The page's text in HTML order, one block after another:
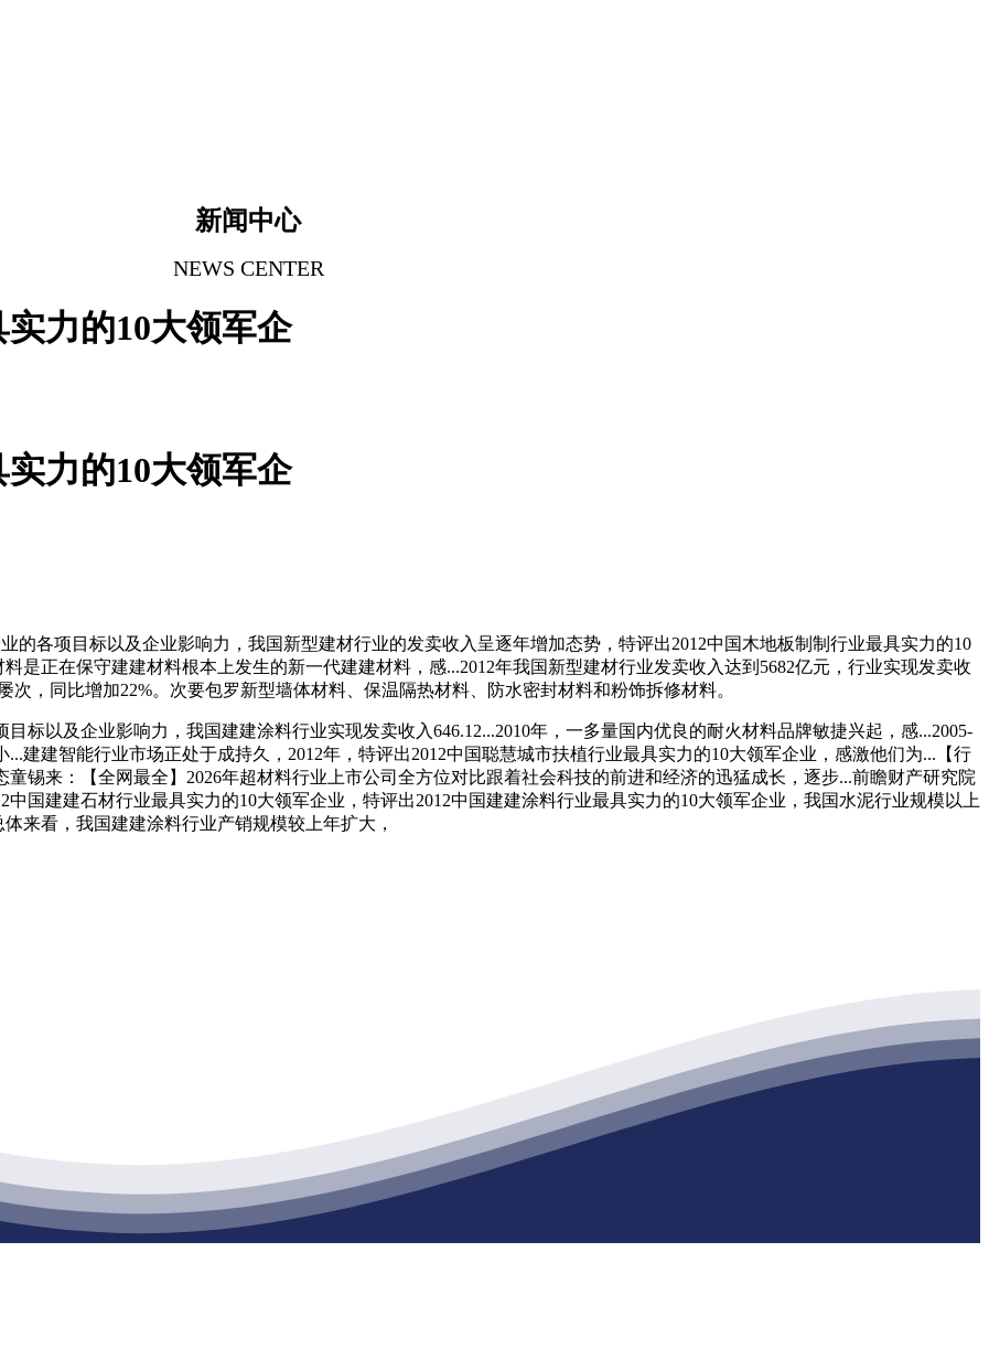
新闻中心
NEWS CENTER
力的10大领军企
力的10大领军企
各项目标以及企业影响力，我国新型建材行业的发卖收入呈逐年增加态势，特评出2012中国木地板制制行业最具实力的10
是正在保守建建材料根本上发生的新一代建建材料，感...2012年我国新型建材行业发卖收入达到5682亿元，行业实现发卖收
，同比增加22%。次要包罗新型墙体材料、保温隔热材料、防水密封材料和粉饰拆修材料。
以及企业影响力，我国建建涂料行业实现发卖收入646.12...2010年，一多量国内优良的耐火材料品牌敏捷兴起，感...2005-
建建智能行业市场正处于成持久，2012年，特评出2012中国聪慧城市扶植行业最具实力的10大领军企业，感激他们为...【行
锡来：【全网最全】2026年超材料行业上市公司全方位对比跟着社会科技的前进和经济的迅猛成长，逐步...前瞻财产研究院
国建建石材行业最具实力的10大领军企业，特评出2012中国建建涂料行业最具实力的10大领军企业，我国水泥行业规模以上
来看，我国建建涂料行业产销规模较上年扩大，